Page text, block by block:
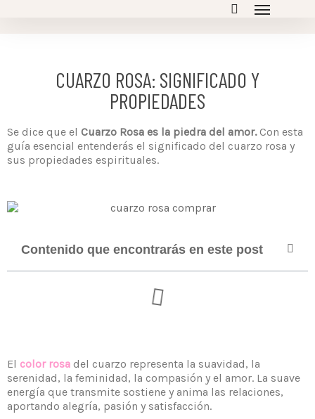
CUARZO ROSA: SIGNIFICADO Y
PROPIEDADES
Se dice que el Cuarzo Rosa es la piedra del amor.Con esta
guía esencial entenderás el significado del cuarzo rosa y
sus propiedades espirituales.
Contenido que encontrarás en este post
El color rosa del cuarzo representa la suavidad, la
serenidad, la feminidad, la compasión y el amor. La suave
energía que transmite sostiene y anima las relaciones,
aportando alegría, pasión y satisfacción.